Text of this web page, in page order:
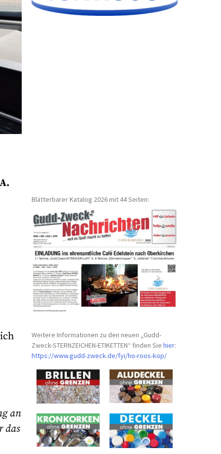
an
das
Blätterbarer Katalog 2026 mit 44 Seiten:
Weitere Informationen zu den neuen „Gudd-
Zweck-STERNZEICHEN-ETIKETTEN“ finden Siehier:
https://www.gudd-zweck.de/fyi/ho-roos-kop/